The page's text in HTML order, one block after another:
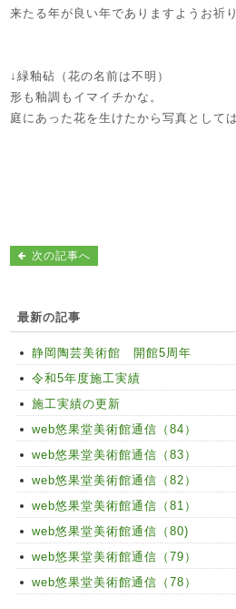
来たる年が良い年でありますようお祈
↓緑釉砧（花の名前は不明）
形も釉調もイマイチかな。
庭にあった花を生けたから写真として
次の記事へ
最新の記事
静岡陶芸美術館 開館5周年
令和5年度施工実績
施工実績の更新
web悠果堂美術館通信（84）
web悠果堂美術館通信（83）
web悠果堂美術館通信（82）
web悠果堂美術館通信（81）
web悠果堂美術館通信（80)
web悠果堂美術館通信（79）
web悠果堂美術館通信（78）